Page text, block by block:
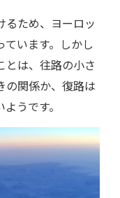
るため、ヨーロッ
います。しかし
とは、往路の小さ
の関係か、復路は
うです。